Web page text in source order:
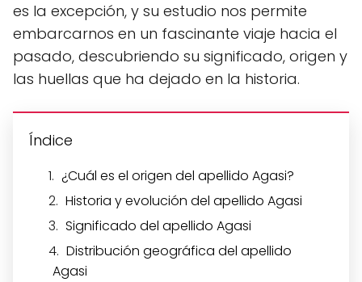
es la excepción, y su estudio nos permite
embarcarnos en un fascinante viaje hacia el
pasado, descubriendo su significado, origen y
las huellas que ha dejado en la historia.
Índice
¿Cuál es el origen del apellido Agasi?
Historia y evolución del apellido Agasi
Significado del apellido Agasi
Distribución geográfica del apellido
Agasi